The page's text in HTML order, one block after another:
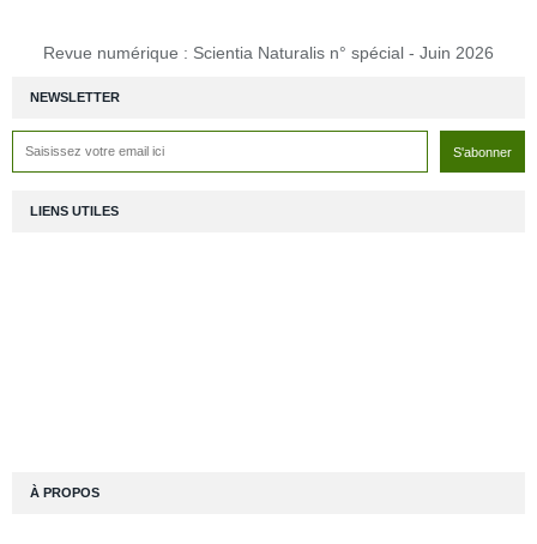
NEWSLETTER
Revue numérique : Scientia Naturalis n° spécial - Juin 2026
LIENS UTILES
À PROPOS